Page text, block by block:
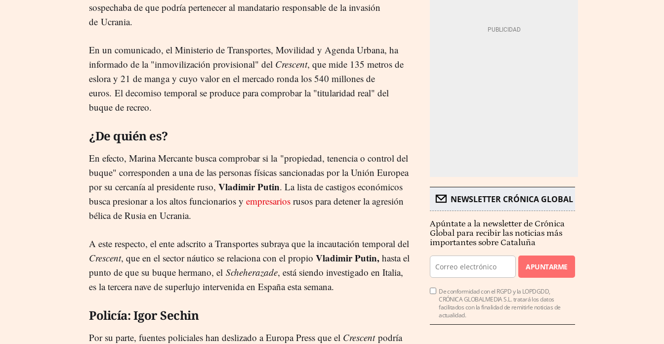
sospechaba de que podría pertenecer al mandatario responsable de la invasión
de Ucrania.
En un comunicado, el Ministerio de Transportes, Movilidad y Agenda Urbana, ha
informado de la "inmovilización provisional" del Crescent, que mide 135 metros de
eslora y 21 de manga y cuyo valor en el mercado ronda los 540 millones de
euros. El decomiso temporal se produce para comprobar la "titularidad real" del
buque de recreo.
¿De quién es?
En efecto, Marina Mercante busca comprobar si la "propiedad, tenencia o control del
buque" corresponden a una de las personas físicas sancionadas por la Unión Europea
por su cercanía al presidente ruso, Vladimir Putin. La lista de castigos económicos
busca presionar a los altos funcionarios y empresarios rusos para detener la agresión
bélica de Rusia en Ucrania.
A este respecto, el ente adscrito a Transportes subraya que la incautación temporal del
Crescent, que en el sector náutico se relaciona con el propio Vladimir Putin, hasta el
punto de que su buque hermano, el Scheherazade, está siendo investigado en Italia,
es la tercera nave de superlujo intervenida en España esta semana.
Policía: Igor Sechin
Por su parte, fuentes policiales han deslizado a Europa Press que el Crescentpodría
NEWSLETTER CRÓNICA GLOBAL
Apúntate a la newsletter de Crónica
Global para recibir las noticias más
importantes sobre Cataluña
APUNTARME
De conformidad con el RGPD y la LOPDGDD,
CRÓNICA GLOBALMEDIA S.L. tratará los datos
facilitados con la finalidad de remitirle noticias de
actualidad.